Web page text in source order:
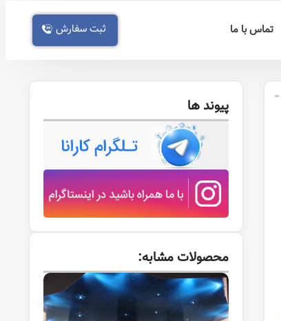
تماس با ما ثبت سفارش
پیوند ها
محصولات مشابه: